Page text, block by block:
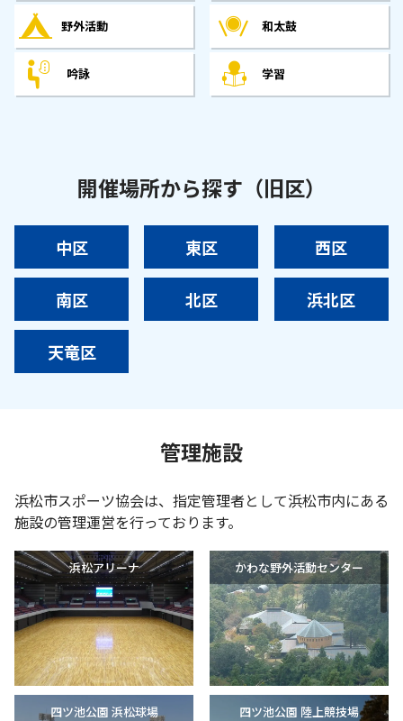
野外活動 和太鼓
吟詠 学習
開催場所から探す（旧区）
中区 東区 西区
南区 北区 浜北区
天竜区
管理施設
浜松市スポーツ協会は、指定管理者として浜松市内にある
施設の管理運営を行っております。
浜松アリーナ かわな野外活動センター
四ツ池公園 浜松球場 四ツ池公園 陸上競技場